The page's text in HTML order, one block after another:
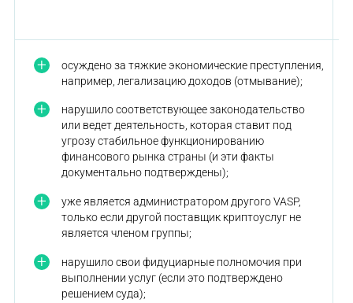
осуждено за тяжкие экономические преступления,
например, легализацию доходов (отмывание);
нарушило соответствующее законодательство
или ведет деятельность, которая ставит под
угрозу стабильное функционированию
финансового рынка страны (и эти факты
документально подтверждены);
уже является администратором другого VASP,
только если другой поставщик криптоуслуг не
является членом группы;
нарушило свои фидуциарные полномочия при
выполнении услуг (если это подтверждено
решением суда);